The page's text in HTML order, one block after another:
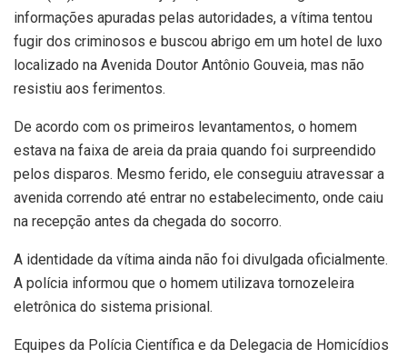
informações apuradas pelas autoridades, a vítima tentou
fugir dos criminosos e buscou abrigo em um hotel de luxo
localizado na Avenida Doutor Antônio Gouveia, mas não
resistiu aos ferimentos.
De acordo com os primeiros levantamentos, o homem
estava na faixa de areia da praia quando foi surpreendido
pelos disparos. Mesmo ferido, ele conseguiu atravessar a
avenida correndo até entrar no estabelecimento, onde caiu
na recepção antes da chegada do socorro.
A identidade da vítima ainda não foi divulgada oficialmente.
A polícia informou que o homem utilizava tornozeleira
eletrônica do sistema prisional.
Equipes da Polícia Científica e da Delegacia de Homicídios